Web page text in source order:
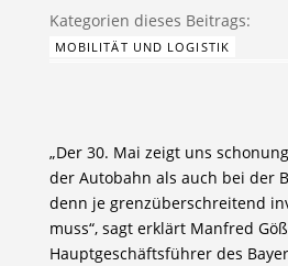
MOBILITÄT UND LOGISTIK
„Der 30. Mai zeigt uns
der Autobahn als auch bei der
denn je grenzüberschreitend
muss“, sagt erklärt Manfred
Hauptgeschäftsführer des